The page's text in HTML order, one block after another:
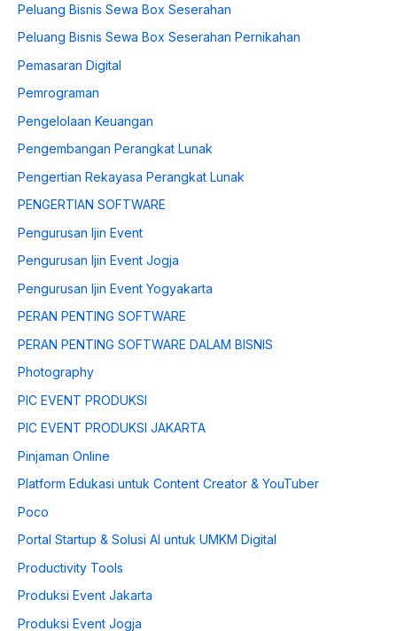
Peluang Bisnis Sewa Box Seserahan
Peluang Bisnis Sewa Box Seserahan Pernikahan
Pemasaran Digital
Pemrograman
Pengelolaan Keuangan
Pengembangan Perangkat Lunak
Pengertian Rekayasa Perangkat Lunak
PENGERTIAN SOFTWARE
Pengurusan Ijin Event
Pengurusan Ijin Event Jogja
Pengurusan Ijin Event Yogyakarta
PERAN PENTING SOFTWARE
PERAN PENTING SOFTWARE DALAM BISNIS
Photography
PIC EVENT PRODUKSI
PIC EVENT PRODUKSI JAKARTA
Pinjaman Online
Platform Edukasi untuk Content Creator & YouTuber
Poco
Portal Startup & Solusi AI untuk UMKM Digital
Productivity Tools
Produksi Event Jakarta
Produksi Event Jogja